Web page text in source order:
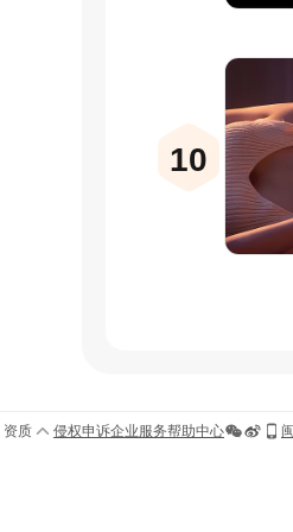
10
资质 侵权申诉企业服务帮助中心